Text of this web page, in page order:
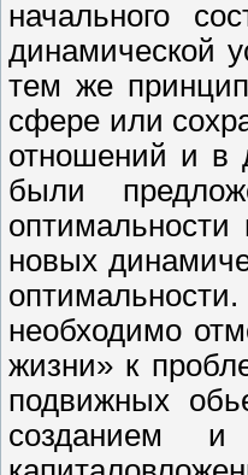
начального
динамической
тем же
сфере или
отношений и в
были
оптимальности
новых
необходимо
жизни» к
подвижных
созданием и